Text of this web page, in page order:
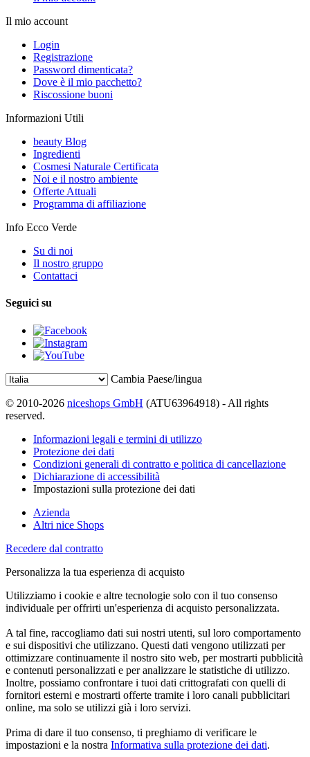
Il mio account
Login
Registrazione
Password dimenticata?
Dove è il mio pacchetto?
Riscossione buoni
Informazioni Utili
beauty Blog
Ingredienti
Cosmesi Naturale Certificata
Noi e il nostro ambiente
Offerte Attuali
Programma di affiliazione
Info Ecco Verde
Su di noi
Il nostro gruppo
Contattaci
Seguici su
Cambia Paese/lingua
© 2010-2026 niceshops GmbH (ATU63964918) - All rights
reserved.
Informazioni legali e termini di utilizzo
Protezione dei dati
Condizioni generali di contratto e politica di cancellazione
Dichiarazione di accessibilità
Impostazioni sulla protezione dei dati
Azienda
Altri nice Shops
Recedere dal contratto
Personalizza la tua esperienza di acquisto
Utilizziamo i cookie e altre tecnologie solo con il tuo consenso
individuale per offrirti un'esperienza di acquisto personalizzata.
A tal fine, raccogliamo dati sui nostri utenti, sul loro comportamento
e sui dispositivi che utilizzano. Questi dati vengono utilizzati per
ottimizzare continuamente il nostro sito web, per mostrarti pubblicità
e contenuti personalizzati e per analizzare le statistiche di utilizzo.
Inoltre, possiamo confrontare i tuoi dati crittografati con quelli di
fornitori esterni e mostrarti offerte tramite i loro canali pubblicitari
online, ma solo se utilizzi già i loro servizi.
Prima di dare il tuo consenso, ti preghiamo di verificare le
impostazioni e la nostra Informativa sulla protezione dei dati.